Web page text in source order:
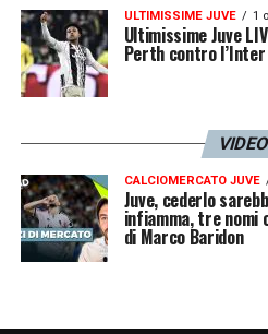
ULTIMISSIME JUVE 1
Ultimissime Juve
Perth contro l’Inter
VIDEO
CALCIOMERCATO JUVE
Juve, cederlo
infiamma, tre nomi
di Marco Baridon